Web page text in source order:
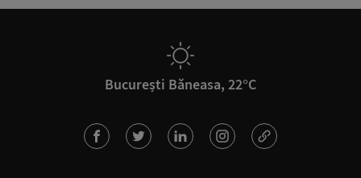
București Băneasa, 22°C